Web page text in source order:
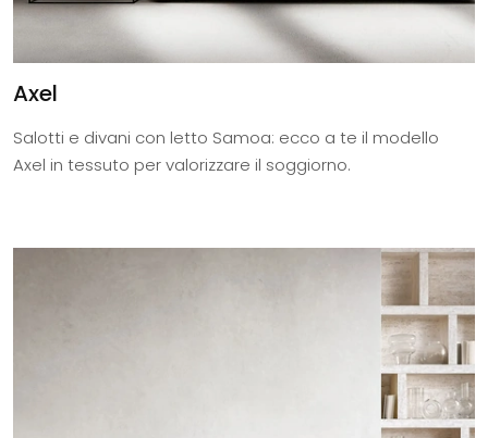
Axel
Salotti e divani con letto Samoa: ecco a te il modello
Axel in tessuto per valorizzare il soggiorno.